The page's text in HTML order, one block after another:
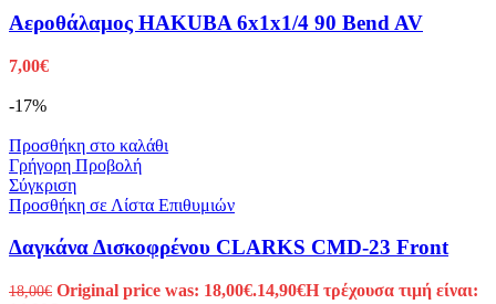
Αεροθάλαμος HAKUBA 6x1x1/4 90 Bend AV
7,00€
-17%
Προσθήκη στο καλάθι
Γρήγορη Προβολή
Σύγκριση
Προσθήκη σε Λίστα Επιθυμιών
Δαγκάνα Δισκοφρένου CLARKS CMD-23 Front
18,00€ Original price was: 18,00€.14,90€Η τρέχουσα τιμή είναι: